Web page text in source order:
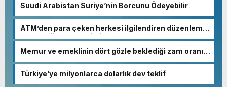
Suudi Arabistan Suriye’nin Borcunu Ödeyebilir
ATM’den para çeken herkesi ilgilendiren düzenleme!
Sayılar tümden değişti
Memur ve emeklinin dört gözle beklediği zam oranı
Türkiye’ye milyonlarca dolarlık dev teklif